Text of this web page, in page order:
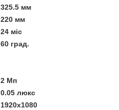
325.5 мм
220 мм
24 міс
60 град.
2 Мп
0.05 люкс
1920x1080